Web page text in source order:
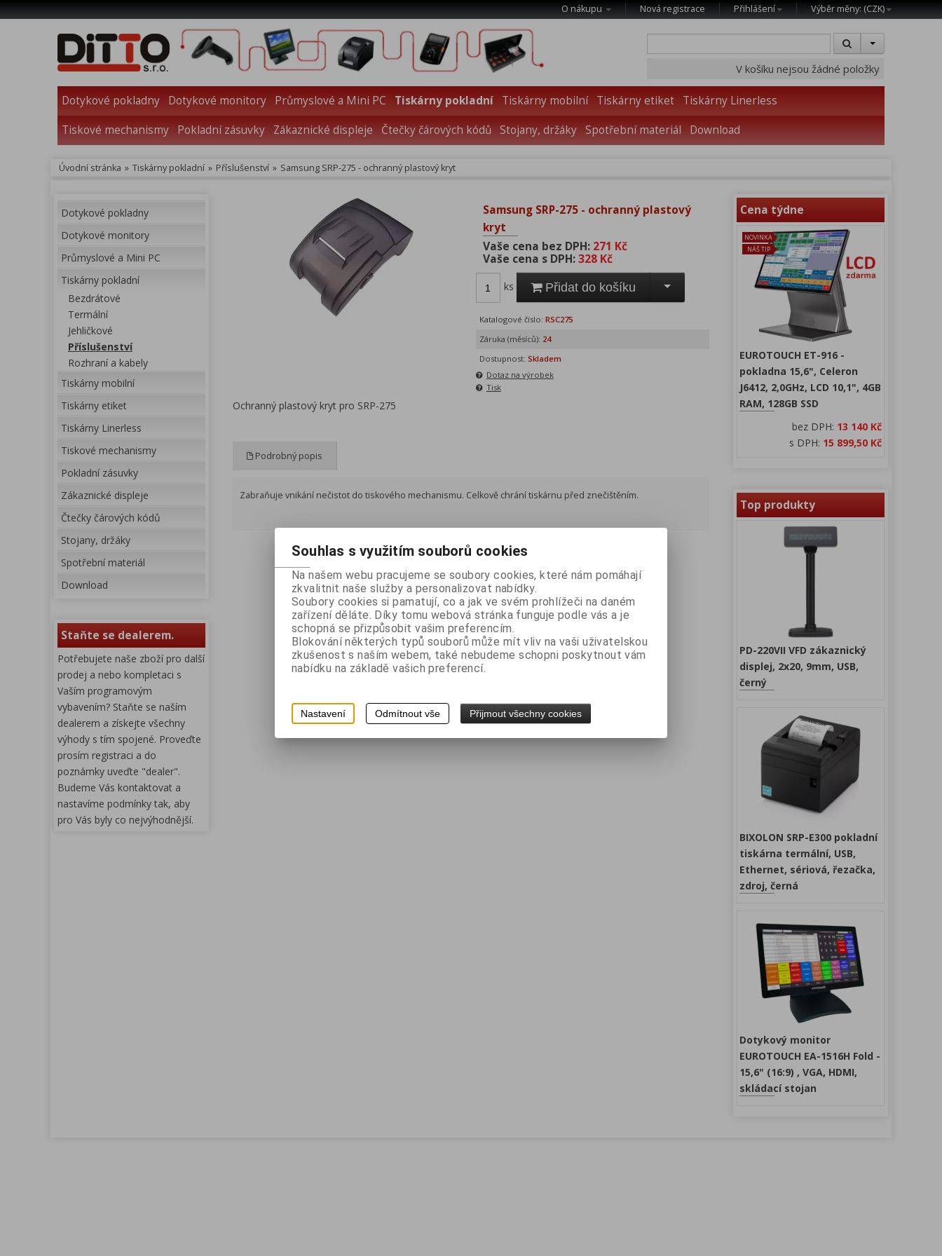
O nákupu Nová registrace Přihlášení Výběr měny: (CZK)
V košíku nejsou žádné položky
Dotykové pokladny Dotykové monitory Průmyslové a Mini PC Tiskárny pokladní Tiskárny mobilní Tiskárny etiket
Tiskárny Linerless
Tiskové mechanismy
Pokladní zásuvky Zákaznické displeje Čtečky čárových kódů Stojany, držáky Spotřební materiál Download
Úvodní stránka » Tiskárny pokladní » Příslušenství » Samsung SRP-275 - ochranný plastový kryt
Dotykové pokladny
Dotykové monitory
Průmyslové a Mini PC
Tiskárny pokladní
Bezdrátové
Termální
Jehličkové
Příslušenství
Rozhraní a kabely
Tiskárny mobilní
Tiskárny etiket
Tiskárny Linerless
Tiskové mechanismy
Pokladní zásuvky
Zákaznické displeje
Čtečky čárových kódů
Stojany, držáky
Spotřební materiál
Download
Staňte se dealerem.
Potřebujete naše zboží pro další
prodej a nebo kompletaci s
Vaším programovým
vybavením? Staňte se naším
dealerem a získejte všechny
výhody s tím spojené. Proveďte
prosím registraci a do
poznámky uveďte "dealer".
Budeme Vás kontaktovat a
nastavíme podmínky tak, aby
pro Vás byly co nejvýhodnější.
Samsung SRP-275 - ochranný plastový
kryt
Vaše cena bez DPH: 271 Kč
Vaše cena s DPH:328 Kč
ks Přidat do košíku
Katalogové číslo: RSC275
Záruka (měsíců): 24
Dostupnost: Skladem
Dotaz na výrobek
Tisk
Ochranný plastový kryt pro SRP-275
Podrobný popis
Zabraňuje vnikání nečistot do tiskového mechanismu. Celkově chrání tiskárnu před znečištěním.
Cena týdne
NOVINKA
NÁŠ TIP
EUROTOUCH ET-916 -
pokladna 15,6", Celeron
J6412, 2,0GHz, LCD 10,1", 4GB
RAM, 128GB SSD
bez DPH: 13 140 Kč
s DPH: 15 899,50 Kč
Top produkty
PD-220VII VFD zákaznický
displej, 2x20, 9mm, USB,
černý
BIXOLON SRP-E300 pokladní
tiskárna termální, USB,
Ethernet, sériová, řezačka,
zdroj, černá
Dotykový monitor
EUROTOUCH EA-1516H Fold -
15,6" (16:9) , VGA, HDMI,
skládací stojan
Souhlas s využitím souborů cookies
Na našem webu pracujeme se soubory cookies, které nám pomáhají
zkvalitnit naše služby a personalizovat nabídky.
Soubory cookies si pamatují, co a jak ve svém prohlížeči na daném
zařízení děláte. Díky tomu webová stránka funguje podle vás a je
schopná se přizpůsobit vašim preferencím.
Blokování některých typů souborů může mít vliv na vaši uživatelskou
zkušenost s naším webem, také nebudeme schopni poskytnout vám
nabídku na základě vašich preferencí.
Nastavení Odmítnout vše Přijmout všechny cookies